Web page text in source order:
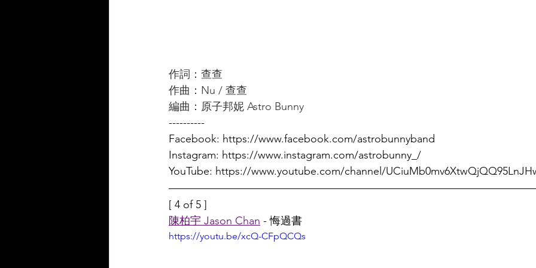
作詞：查查
作曲：Nu / 查查
編曲：原子邦妮 Astro Bunny
----------
Facebook: https://www.facebook.com/astrobunnyband
Instagram: https://www.instagram.com/astrobunny_/
YouTube: https://www.youtube.com/channel/
[ 4 of 5 ]
陳柏宇 Jason Chan - 悔過書
https://youtu.be/xcQ-CFpQCQs